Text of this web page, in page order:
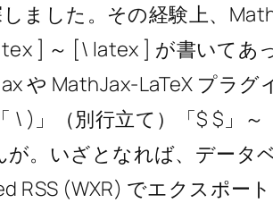
ました。その経験上、
] ～ [\ latex ] が書いてあ
や MathJax-LaTeX プラグ
\ )」（別行立て）「$ $」
。いざとなれば、データ
RSS (WXR) でエクスポー